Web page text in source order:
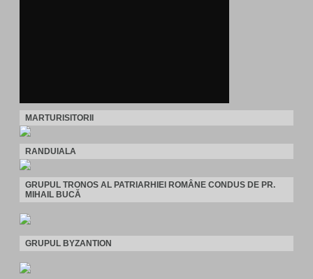
MARTURISITORII
RANDUIALA
GRUPUL TRONOS AL PATRIARHIEI ROMÂNE CONDUS DE PR.
MIHAIL BUCĂ
GRUPUL BYZANTION